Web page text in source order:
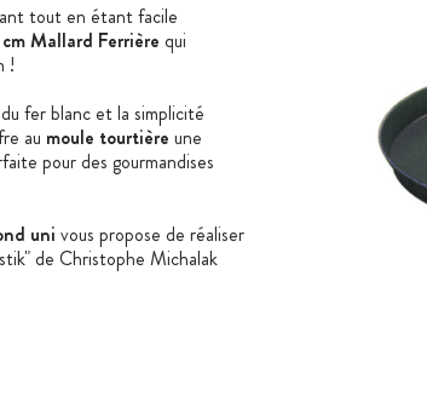
tout en étant facile
Mallard Ferrière qui
!
fer blanc et la simplicité
au moule tourtière une
pour des gourmandises
uni vous propose de réaliser
de Christophe Michalak